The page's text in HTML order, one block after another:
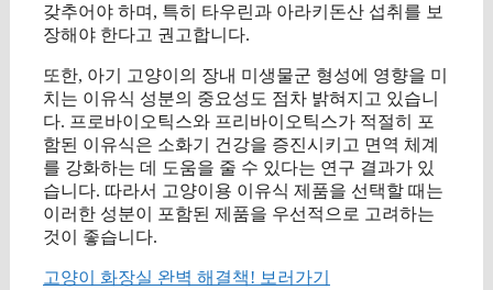
갖추어야 하며, 특히 타우린과 아라키돈산 섭취를 보
장해야 한다고 권고합니다.
또한, 아기 고양이의 장내 미생물군 형성에 영향을 미
치는 이유식 성분의 중요성도 점차 밝혀지고 있습니
다. 프로바이오틱스와 프리바이오틱스가 적절히 포
함된 이유식은 소화기 건강을 증진시키고 면역 체계
를 강화하는 데 도움을 줄 수 있다는 연구 결과가 있
습니다. 따라서 고양이용 이유식 제품을 선택할 때는
이러한 성분이 포함된 제품을 우선적으로 고려하는
것이 좋습니다.
고양이 화장실 완벽 해결책! 보러가기